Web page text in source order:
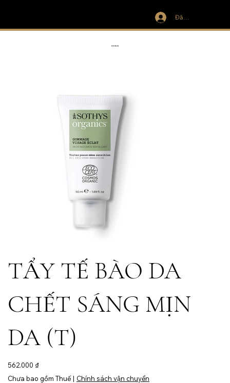
Đăng nhập
RIBBON
TẨY TẾ BÀO DA
CHẾT SÁNG MỊN
DA (T)
Giá
562.000 ₫
Chưa bao gồm Thuế | Chính sách vận chuyển